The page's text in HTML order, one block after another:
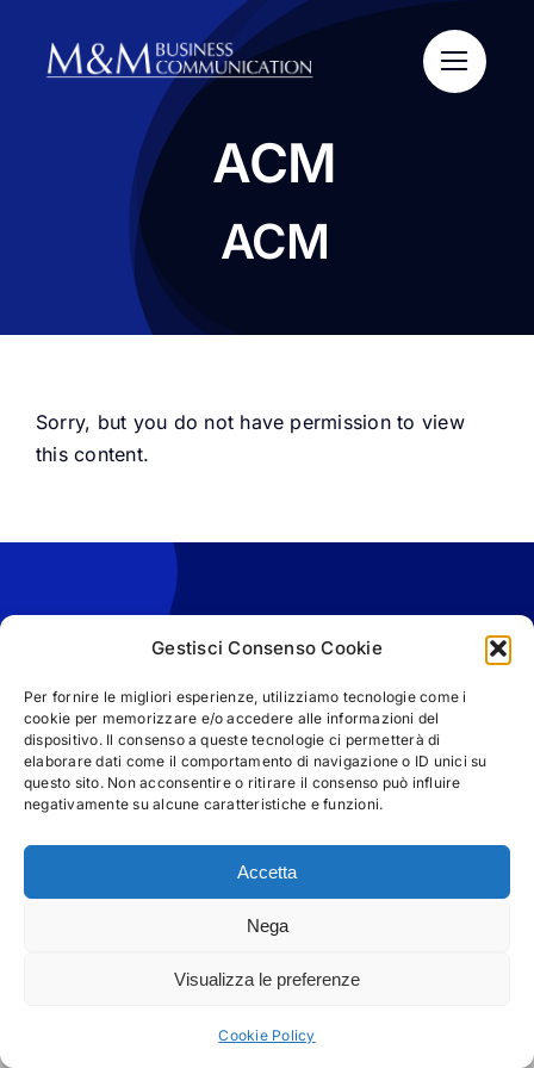
Gestisci Consenso Cookie
Per fornire le migliori esperienze, utilizziamo tecnologie come i
cookie per memorizzare e/o accedere alle informazioni del
dispositivo. Il consenso a queste tecnologie ci permetterà di
elaborare dati come il comportamento di navigazione o ID unici su
questo sito. Non acconsentire o ritirare il consenso può influire
negativamente su alcune caratteristiche e funzioni.
Accetta
Nega
Visualizza le preferenze
Cookie Policy
contenuto
ACM
ACM
Sorry, but you do not have permission to view
this content.
© Copyright 2025 | M&M Business Communication s.r.l -